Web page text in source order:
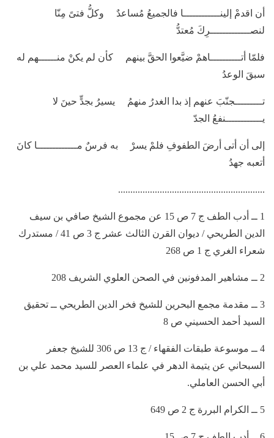
أن اقدمْ إلينــــــــــــا فالجميعُ مُساعدٌ وكلُّ فتىً مِنّا
لنصـــــــــــــرِكَ مُعتدُّ
فلمّا أتــــــــــاهمْ ضيَّعوا الحقَّ بينهم كأن لم يكنْ منــــــهم له
سبقَ الوعدُ
تـــــــــجنّبَ عنهم إذ بدا الغدرُ منهمُ يسيرُ بجدٍّ حينَ لا
يــــــــــــنفعُ الجدّ
إلى أن أتى أرضَ الطفوفِ فلمْ يسرْ به فرسٌ مـــــــــــــا كانَ
أتعبه جهدُ
............................................................
1 ــ أدب الطف ج 7 ص 15 عن مجموع الشيخ صافي بن سيف
الدين الطريحي / ديوان القرن الثالث عشر ج 3 ص 41 / مستدرك
شعراء الغري ج 1 ص 268
2 ــ مشاهير المدفونين في الصحن العلوي الشريف 208
3 ــ مقدمة مجمع البحرين للشيخ فخر الدين الطريحي ــ تحقيق
السيد أحمد الحسيني ص 8
4 ــ موسوعة طبقات الفقهاء / ج 13 ص 306 للشيخ جعفر
السبحاني عن يتيمة الدهر في علماء العصر للسيد محمد علي بن
أبي الحسن العاملي.
5 ــ الكرام البررة ج 2 ص 649